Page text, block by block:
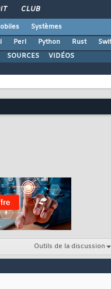
CLUB
Systèmes
Perl Python Rust
SOURCES VIDÉOS
Outils de la discussion